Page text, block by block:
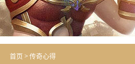
首页 >传奇心得